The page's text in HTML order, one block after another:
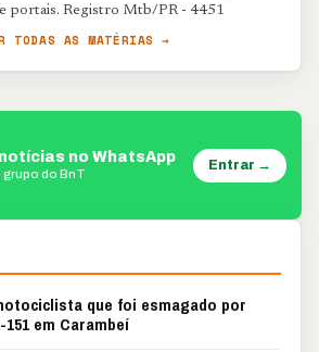
portais. Registro Mtb/PR - 4451
TODAS AS MATÉRIAS →
no WhatsApp
do BnT
Entrar →
que foi esmagado por
em Carambeí